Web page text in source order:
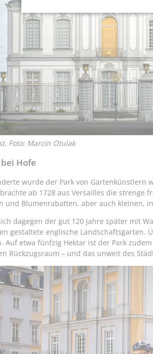
Foto: Marcin Otulak
Hofe
wurde der Park von Gartenkünstlern
ab 1728 aus Versailles die strenge
und Blumenrabatten, aber auch kleinen,
dagegen der gut 120 Jahre später mit
gestaltete englische Landschaftsgarten.
Auf etwa fünfzig Hektar ist der Park
Rückzugsraum – und das unweit des